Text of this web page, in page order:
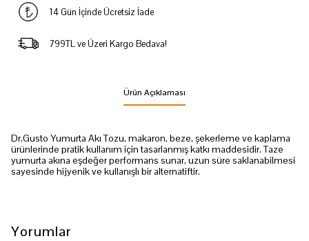
14 Gün İçinde Ücretsiz İade
799TL ve Üzeri Kargo Bedava!
Ürün Açıklaması
Dr.Gusto Yumurta Akı Tozu, makaron, beze, şekerleme ve kaplama
ürünlerinde pratik kullanım için tasarlanmış katkı maddesidir. Taze
yumurta akına eşdeğer performans sunar, uzun süre saklanabilmesi
sayesinde hijyenik ve kullanışlı bir alternatiftir.
Yorumlar